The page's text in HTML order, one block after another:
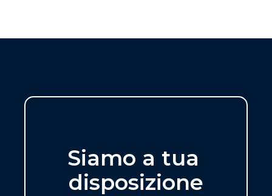
Siamo a tua
disposizione